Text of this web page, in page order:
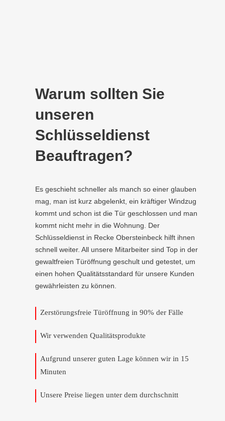
Warum sollten Sie
unseren
Schlüsseldienst
Beauftragen?
Es geschieht schneller als manch so einer glauben
mag, man ist kurz abgelenkt, ein kräftiger Windzug
kommt und schon ist die Tür geschlossen und man
kommt nicht mehr in die Wohnung. Der
Schlüsseldienst in Recke Obersteinbeck hilft ihnen
schnell weiter. All unsere Mitarbeiter sind Top in der
gewaltfreien Türöffnung geschult und getestet, um
einen hohen Qualitätsstandard für unsere Kunden
gewährleisten zu können.
Zerstörungsfreie Türöffnung in 90% der Fälle
Wir verwenden Qualitätsprodukte
Aufgrund unserer guten Lage können wir in 15
Minuten
Unsere Preise liegen unter dem durchschnitt